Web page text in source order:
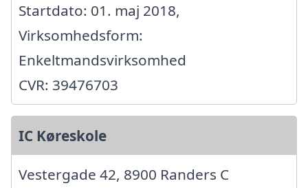
Startdato: 01. maj 2018,
Virksomhedsform:
Enkeltmandsvirksomhed
CVR: 39476703
IC Køreskole
Vestergade 42, 8900 Randers C